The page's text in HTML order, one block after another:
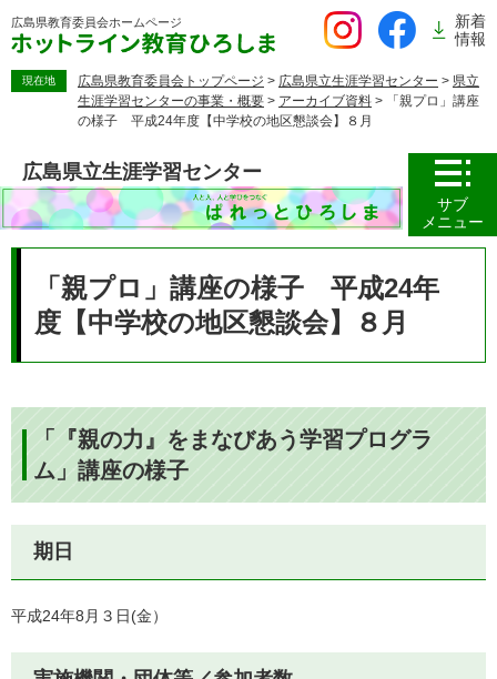
ー
す。
広島県教育委員会ホームページ
新着
情報
現在地 広島県教育委員会トップページ > 広島県立生涯学習センター > 県立
生涯学習センターの事業・概要 > アーカイブ資料 >
「親プロ」講座
の様子 平成24年度【中学校の地区懇談会】８月
広島県立生涯学習センター
サブ
メニュー
「親プロ」講座の様子 平成24年
度【中学校の地区懇談会】８月
「『親の力』をまなびあう学習プログラ
ム」講座の様子
期日
平成24年8月３日(金）